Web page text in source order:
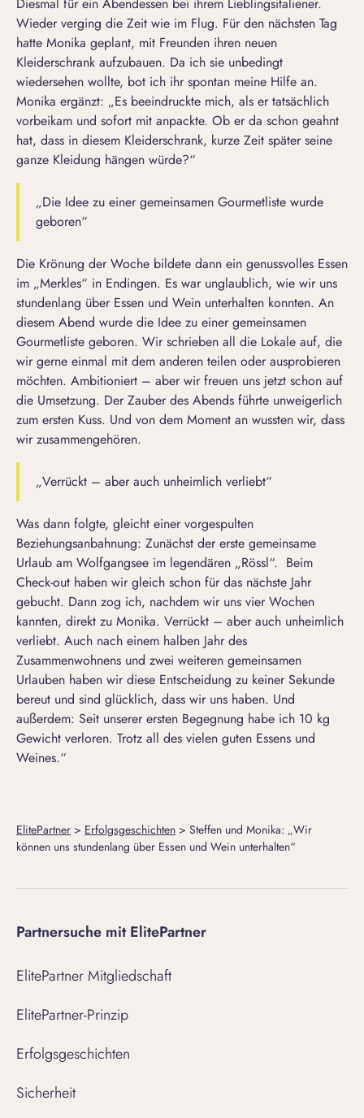
Wieder verging die Zeit wie im Flug. Für den nächsten Tag
hatte Monika geplant, mit Freunden ihren neuen
Kleiderschrank aufzubauen. Da ich sie unbedingt
wiedersehen wollte, bot ich ihr spontan meine Hilfe an.
Monika ergänzt: „Es beeindruckte mich, als er tatsächlich
vorbeikam und sofort mit anpackte. Ob er da schon geahnt
hat, dass in diesem Kleiderschrank, kurze Zeit später seine
ganze Kleidung hängen würde?“
„Die Idee zu einer gemeinsamen Gourmetliste wurde
geboren“
Die Krönung der Woche bildete dann ein genussvolles Essen
im „Merkles“ in Endingen. Es war unglaublich, wie wir uns
stundenlang über Essen und Wein unterhalten konnten. An
diesem Abend wurde die Idee zu einer gemeinsamen
Gourmetliste geboren. Wir schrieben all die Lokale auf, die
wir gerne einmal mit dem anderen teilen oder ausprobieren
möchten. Ambitioniert – aber wir freuen uns jetzt schon auf
die Umsetzung. Der Zauber des Abends führte unweigerlich
zum ersten Kuss. Und von dem Moment an wussten wir, dass
wir zusammengehören.
„Verrückt – aber auch unheimlich verliebt“
Was dann folgte, gleicht einer vorgespulten
Beziehungsanbahnung: Zunächst der erste gemeinsame
Urlaub am Wolfgangsee im legendären „Rössl“. Beim
Check-out haben wir gleich schon für das nächste Jahr
gebucht. Dann zog ich, nachdem wir uns vier Wochen
kannten, direkt zu Monika. Verrückt – aber auch unheimlich
verliebt. Auch nach einem halben Jahr des
Zusammenwohnens und zwei weiteren gemeinsamen
Urlauben haben wir diese Entscheidung zu keiner Sekunde
bereut und sind glücklich, dass wir uns haben. Und
außerdem: Seit unserer ersten Begegnung habe ich 10 kg
Gewicht verloren. Trotz all des vielen guten Essens und
Weines.“
ElitePartner > Erfolgsgeschichten > Steffen und Monika: „Wir
können uns stundenlang über Essen und Wein unterhalten“
Partnersuche mit ElitePartner
ElitePartner Mitgliedschaft
ElitePartner-Prinzip
Erfolgsgeschichten
Sicherheit